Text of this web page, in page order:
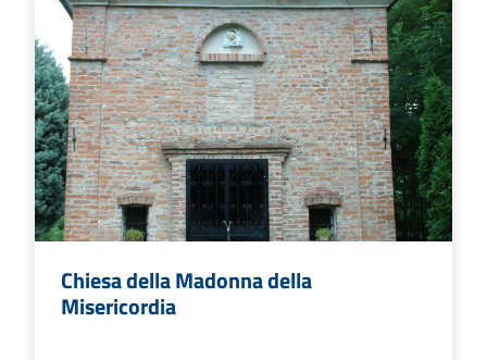
Chiesa della Madonna della
Misericordia